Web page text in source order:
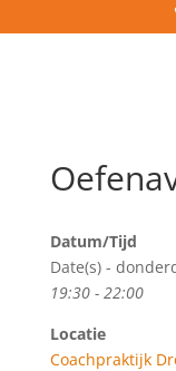
Datum/Tijd
Date(s) -
19:30 - 22:00
Locatie
Coachpraktijk